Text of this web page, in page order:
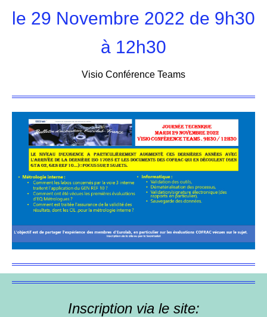
le 29 Novembre 2022 de 9h30
à 12h30
Visio Conférence Teams
Inscription via le site: